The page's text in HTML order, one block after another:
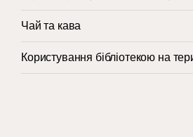
Чай та кава
Користування бібліотекою на